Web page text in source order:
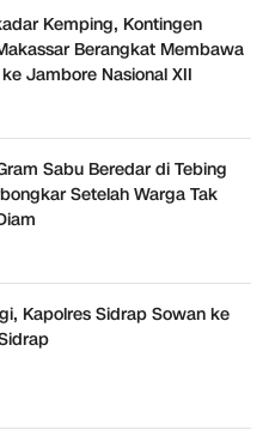
Kemping, Kontingen
Berangkat Membawa
Jambore Nasional XII
Sabu Beredar di Tebing
Setelah Warga Tak
Kapolres Sidrap Sowan ke